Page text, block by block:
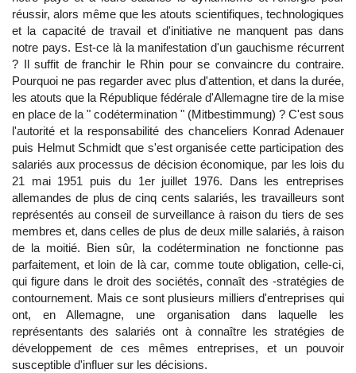
réussir, alors même que les atouts scientifiques, technologiques
et la capacité de travail et d'initiative ne manquent pas dans
notre pays. Est-ce là la manifestation d'un gauchisme récurrent
? Il suffit de franchir le Rhin pour se convaincre du contraire.
Pourquoi ne pas regarder avec plus d'attention, et dans la durée,
les atouts que la République fédérale d'Allemagne tire de la mise
en place de la " codétermination " (Mitbestimmung) ? C'est sous
l'autorité et la responsabilité des chanceliers Konrad Adenauer
puis Helmut Schmidt que s'est organisée cette participation des
salariés aux processus de décision économique, par les lois du
21 mai 1951 puis du 1er juillet 1976. Dans les entreprises
allemandes de plus de cinq cents salariés, les travailleurs sont
représentés au conseil de surveillance à raison du tiers de ses
membres et, dans celles de plus de deux mille salariés, à raison
de la moitié. Bien sûr, la codétermination ne fonctionne pas
parfaitement, et loin de là car, comme toute obligation, celle-ci,
qui figure dans le droit des sociétés, connaît des -stratégies de
contournement. Mais ce sont plusieurs milliers d'entreprises qui
ont, en Allemagne, une organisation dans laquelle les
représentants des salariés ont à connaître les stratégies de
développement de ces mêmes entreprises, et un pouvoir
susceptible d'influer sur les décisions.